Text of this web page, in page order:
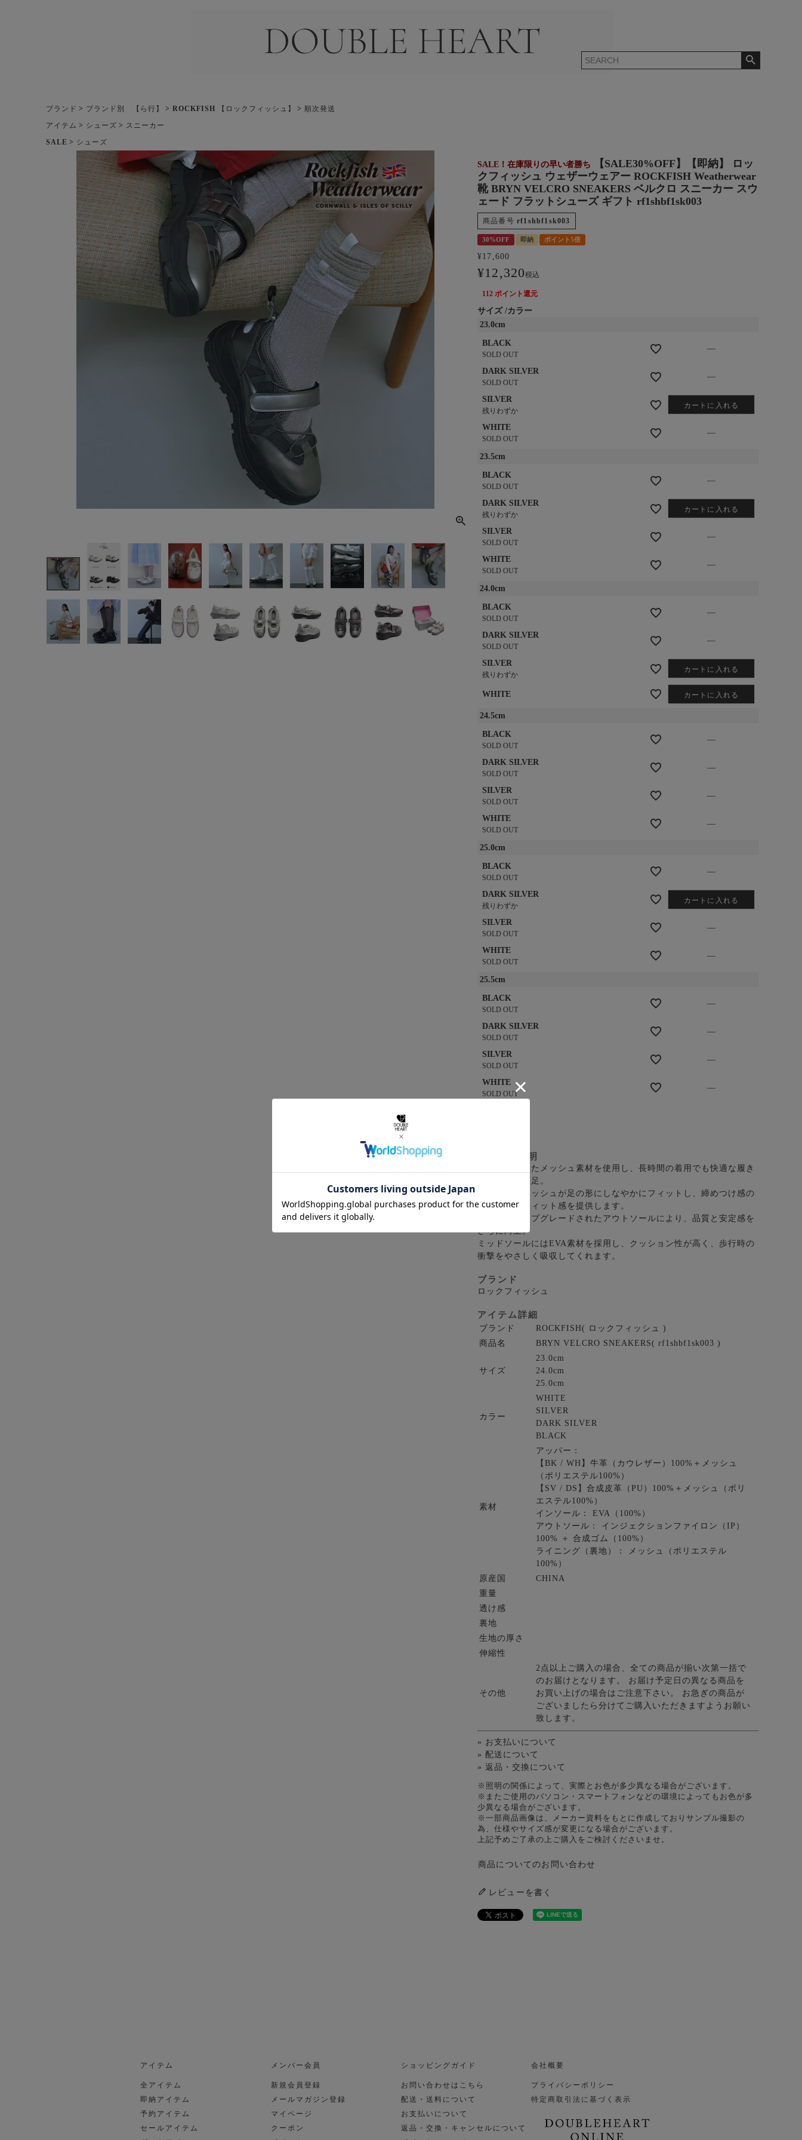
ブランド ブランド別 【ら行】 ROCKFISH 【ロックフィッシュ】
順次発送
アイテム
シューズ
スニーカー
SALE
シューズ
SALE！在庫限りの早い者勝ち
【SALE30%OFF】【即納】 ロッ
クフィッシュ ウェザーウェアー ROCKFISH Weatherwear
靴 BRYN VELCRO SNEAKERS ベルクロ スニーカー スウ
ェード フラットシューズ ギフト rf1shbf1sk003
商品番号 rf1shbf1sk003
30%OFF 即納 ポイント5倍
¥17,600
¥12,320税込
112 ポイント還元
サイズ
カラー
23.0cm
BLACK
SOLD OUT
—
DARK SILVER
SOLD OUT
—
SILVER
残りわずか
カートに入れる
WHITE
SOLD OUT
—
23.5cm
BLACK
SOLD OUT
—
DARK SILVER
残りわずか
カートに入れる
SILVER
SOLD OUT
—
WHITE
SOLD OUT
—
24.0cm
BLACK
SOLD OUT
—
DARK SILVER
SOLD OUT
—
SILVER
残りわずか
カートに入れる
WHITE カートに入れる
24.5cm
BLACK
SOLD OUT
—
DARK SILVER
SOLD OUT
—
SILVER
SOLD OUT
—
WHITE
SOLD OUT
—
25.0cm
BLACK
SOLD OUT
—
DARK SILVER
残りわずか
カートに入れる
SILVER
SOLD OUT
—
WHITE
SOLD OUT
—
25.5cm
BLACK
SOLD OUT
—
DARK SILVER
SOLD OUT
—
SILVER
SOLD OUT
—
WHITE
SOLD OUT
—
アイテム説明
通気性に優れたメッシュ素材を使用し、長時間の着用でも快適な履き
心地が続く一足。
柔軟なエアメッシュが足の形にしなやかにフィットし、締めつけ感の
ない快適なフィット感を提供します。
軽量かつアップグレードされたアウトソールにより、品質と安定感を
さらに向上。
ミッドソールにはEVA素材を採用し、クッション性が高く、歩行時の
衝撃をやさしく吸収してくれます。
ブランド
ロックフィッシュ
アイテム詳細
ブランド
ROCKFISH( ロックフィッシュ )
商品名
BRYN VELCRO SNEAKERS( rf1shbf1sk003 )
サイズ
23.0cm
24.0cm
25.0cm
カラー
WHITE
SILVER
DARK SILVER
BLACK
素材
アッパー：
【BK / WH】牛革（カウレザー）100%＋メッシュ
（ポリエステル100%）
【SV / DS】合成皮革（PU）100%＋メッシュ（ポリ
エステル100%）
インソール： EVA（100%）
アウトソール： インジェクションファイロン（IP）
100% ＋ 合成ゴム（100%）
ライニング（裏地）： メッシュ（ポリエステル
100%）
原産国
CHINA
重量
透け感
裏地
生地の厚さ
伸縮性
その他
2点以上ご購入の場合、全ての商品が揃い次第一括で
のお届けとなります。 お届け予定日の異なる商品を
お買い上げの場合はご注意下さい。 お急ぎの商品が
ございましたら分けてご購入いただきますようお願い
致します。
» お支払いについて
» 配送について
» 返品・交換について
※照明の関係によって、実際とお色が多少異なる場合がございます。
※またご使用のパソコン・スマートフォンなどの環境によってもお色が多
少異なる場合がございます。
※一部商品画像は、メーカー資料をもとに作成しておりサンプル撮影の
為、仕様やサイズ感が変更になる場合がございます。
上記予めご了承の上ご購入をご検討くださいませ。
商品についてのお問い合わせ
レビューを書く
アイテム
全アイテム
即納アイテム
予約アイテム
セールアイテム
メンバー会員
新規会員登録
メールマガジン登録
マイページ
クーポン
ショッピングガイド
お問い合わせはこちら
配送・送料について
お支払いについて
返品・交換・キャンセルについて
会社概要
プライバシーポリシー
特定商取引法に基づく表示